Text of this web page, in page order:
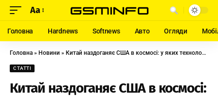
Aa
Головна Hardnews Softnews Авто Огляди
Головна » Новини » Китай наздоганяє США в космосі: у яких технологіях Пекін уже попереду
СТАТТІ
Китай наздоганяє США в космосі: